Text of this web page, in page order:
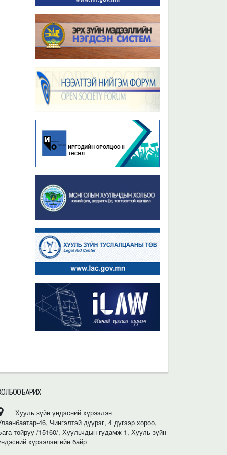
Бүх мэдээ
БАРИХ
Хууль зүйн үндэсний хүрээлэн
46, Чингэлтэй дүүрэг, 4 дүгээр хороо,
тойруу /15160/, Хуульчдын гудамж 1, Хууль зүйн
хүрээлэнгийн байр